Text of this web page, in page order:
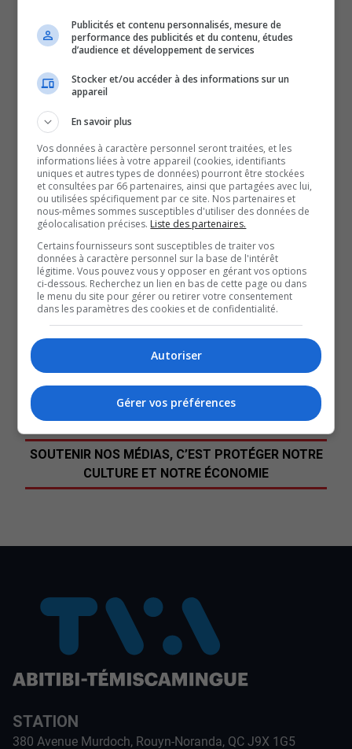
ses employées.
Une situation qui inquiète le syndicat de la FIQ-
SISSAT, notamment au niveau du bien-être des patients.
Ce contexte entraînera également des impacts au niveau
de l’offre.
Qui risque de connaître une diminution, en raison du
manque de main-d’oeuvre.
Pour Jean-Sébastien Blais, président de la FIQ-SISSAT,
cela n’aidera pas non plus à désengorger les hôpitaux.
Bien qu’il s’agisse de la mission première de l’assistance.
Le CISSS-AT n’a pas voulu accorder d’entrevue devant la
caméra, mais nous a mentionné, par courriel, s’assurer
que les besoins au niveau de l’accès des services à
domicile jugés prioritaires soient comblés.
QUESTION DU JOUR
Commentaires
SOUTENIR NOS MÉDIAS, C’EST PROTÉGER NOTRE
CULTURE ET NOTRE ÉCONOMIE
STATION
380 Avenue Murdoch, Rouyn-Noranda, QC J9X 1G5
Publicités et contenu personnalisés, mesure de
performance des publicités et du contenu, études
d’audience et développement de services
Stocker et/ou accéder à des informations sur un
appareil
En savoir plus
Vos données à caractère personnel seront traitées, et les
informations liées à votre appareil (cookies, identifiants
uniques et autres types de données) pourront être stockées
et consultées par 66 partenaires, ainsi que partagées avec lui,
ou utilisées spécifiquement par ce site. Nos partenaires et
nous-mêmes sommes susceptibles d'utiliser des données de
géolocalisation précises. Liste des partenaires.
Certains fournisseurs sont susceptibles de traiter vos
données à caractère personnel sur la base de l'intérêt
légitime. Vous pouvez vous y opposer en gérant vos options
ci-dessous. Recherchez un lien en bas de cette page ou dans
le menu du site pour gérer ou retirer votre consentement
dans les paramètres des cookies et de confidentialité.
Autoriser
Gérer vos préférences